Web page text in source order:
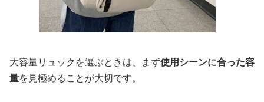
大容量リュックを選ぶときは、まず使用シーンに合った容
量を見極めることが大切です。